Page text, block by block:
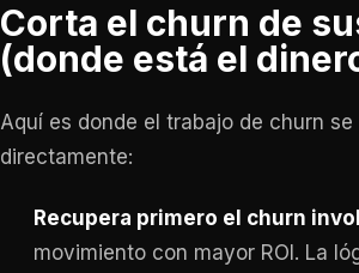
Corta el churn de
(donde está el
Aquí es donde el trabajo de churn se
directamente:
Recupera primero el churn
movimiento con mayor ROI. La